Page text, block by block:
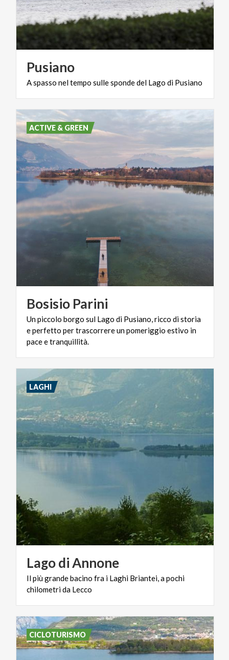
Pusiano
Aspasso neltempo sullespondedel Lago di Pusiano
Bosisio Parini
Un piccolo borgo sul Lago di Pusiano, ricco di storia
e perfetto per trascorrere un pomeriggio estivo in
pace e tranquillità.
ACTIVE & GREEN
LagodiAnnone
Ilpiùgrandebacino fra i Laghi Briantei,apochi
chilometrida Lecco
LAGHI
CICLOTURISMO